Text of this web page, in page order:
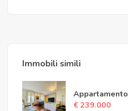
Immobili simili
Appartamento
€ 239.000